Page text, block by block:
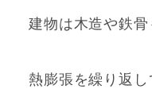
建物は木造や鉄
熱膨張を繰り返し